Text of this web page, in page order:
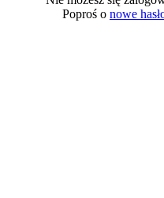
Poproś o nowe